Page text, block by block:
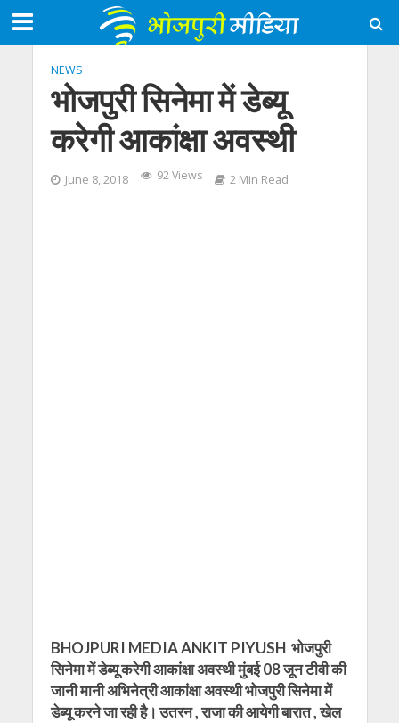
NEWS
भोजपुरी सिनेमा में डेब्यू
करेगी आकांक्षा अवस्थी
June 8, 2018 92 Views 2 Min Read
BHOJPURI MEDIA ANKIT PIYUSH भोजपुरी
सिनेमा में डेब्यू करेगी आकांक्षा अवस्थी मुंबई 08 जून टीवी की
जानी मानी अभिनेत्री आकांक्षा अवस्थी भोजपुरी सिनेमा में
डेब्यू करने जा रही है। उतरन , राजा की आयेगी बारात , खेल